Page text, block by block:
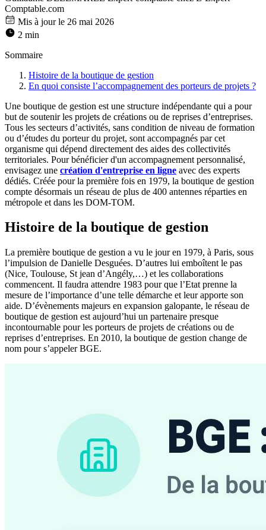
Comptable.com
Mis à jour le 26 mai 2026
2 min
Sommaire
Histoire de la boutique de gestion
En quoi consiste l’accompagnement des porteurs de projets ?
Une boutique de gestion est une structure indépendante qui a pour
but de soutenir les projets de créations ou de reprises d’entreprises.
Tous les secteurs d’activités, sans condition de niveau de formation
ou d’études du porteur du projet, sont accompagnés par cet
organisme qui dépend directement des aides des collectivités
territoriales. Pour bénéficier d'un accompagnement personnalisé,
envisagez une création d'entreprise en ligne avec des experts
dédiés. Créée pour la première fois en 1979, la boutique de gestion
compte désormais un réseau de plus de 400 antennes réparties en
métropole et dans les DOM-TOM.
Histoire de la boutique de gestion
La première boutique de gestion a vu le jour en 1979, à Paris, sous
l’impulsion de Danielle Desguées. D’autres lui emboîtent le pas
(Nice, Toulouse, St jean d’Angély,…) et les collaborations
commencent. Il faudra attendre 1983 pour que l’Etat prenne la
mesure de l’importance d’une telle démarche et leur apporte son
aide. D’évènements majeurs en expansion galopante, le réseau de
boutique de gestion est aujourd’hui un partenaire presque
incontournable pour les porteurs de projets de créations ou de
reprises d’entreprises. En 2010, la boutique de gestion change de
nom pour s’appeler BGE.